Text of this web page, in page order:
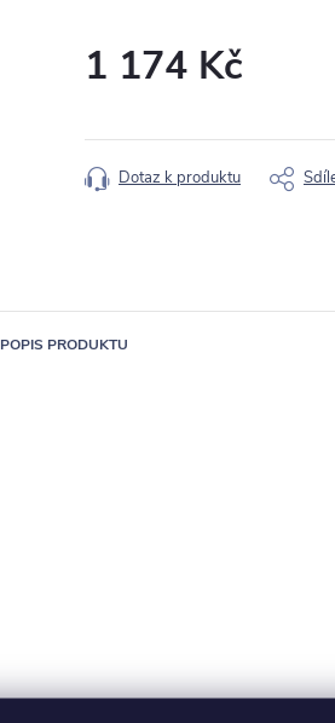
1 174 Kč
Dotaz k produktu
POPIS PRODUKTU